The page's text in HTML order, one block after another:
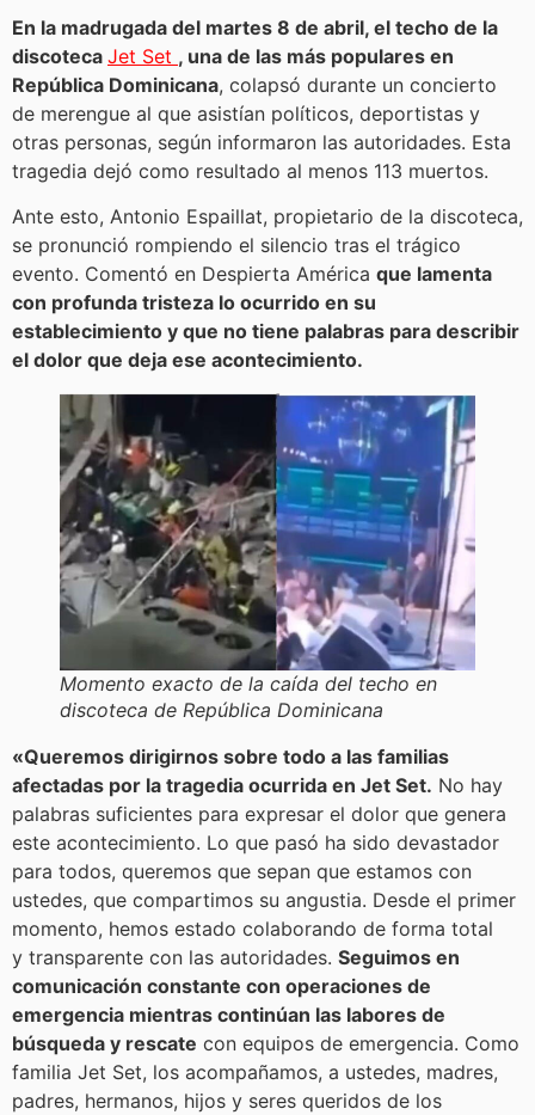
En la madrugada del martes 8 de abril, el techo de la
discoteca Jet Set , una de las más populares en
República Dominicana, colapsó durante un concierto
de merengue al que asistían políticos, deportistas y
otras personas, según informaron las autoridades. Esta
tragedia dejó como resultado al menos 113 muertos.
Ante esto, Antonio Espaillat, propietario de la discoteca,
se pronunció rompiendo el silencio tras el trágico
evento. Comentó en Despierta América que lamenta
con profunda tristeza lo ocurrido en su
establecimiento y que no tiene palabras para describir
el dolor que deja ese acontecimiento.
Momento exacto de la caída del techo en
discoteca de República Dominicana
«Queremos dirigirnos sobre todo a las familias
afectadas por la tragedia ocurrida en Jet Set. No hay
palabras suficientes para expresar el dolor que genera
este acontecimiento. Lo que pasó ha sido devastador
para todos, queremos que sepan que estamos con
ustedes, que compartimos su angustia. Desde el primer
momento, hemos estado colaborando de forma total
y transparente con las autoridades. Seguimos en
comunicación constante con operaciones de
emergencia mientras continúan las labores de
búsqueda y rescate con equipos de emergencia. Como
familia Jet Set, los acompañamos, a ustedes, madres,
padres, hermanos, hijos y seres queridos de los